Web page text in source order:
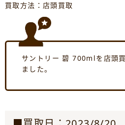
買取方法：店頭買取
サントリー 碧 700mlを店頭
ました。